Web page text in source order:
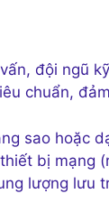
đội ngũ
chuẩn,
sao hoặc
bị mạng
lượng lưu